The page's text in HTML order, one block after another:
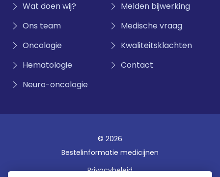
Wat doen wij?
Ons team
Oncologie
Hematologie
Neuro-oncologie
Melden bijwerking
Medische vraag
Kwaliteitsklachten
Contact
© 2026
Bestelinformatie medicijnen
Privacybeleid